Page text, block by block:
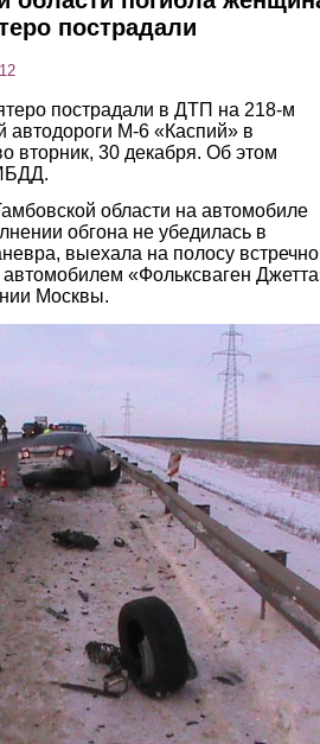
пострадали
пострадали в ДТП на 218-м
автодороги М-6 «Каспий» в
вторник, 30 декабря. Об этом
области на автомобиле
обгона не убедилась в
выехала на полосу
«Фольксваген
Москвы.